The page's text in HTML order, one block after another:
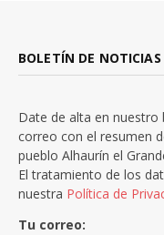
BOLETÍN DE NOTICIAS
Date de alta en nuestro
correo con el resumen
pueblo Alhaurín el
El tratamiento de los
nuestra Política de
Tu correo: